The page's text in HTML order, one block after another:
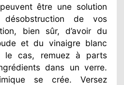
être une solution
de vos
bien sûr, d’avoir du
et du vinaigre blanc
le cas, remuez à parts
dans un verre.
se crée. Versez